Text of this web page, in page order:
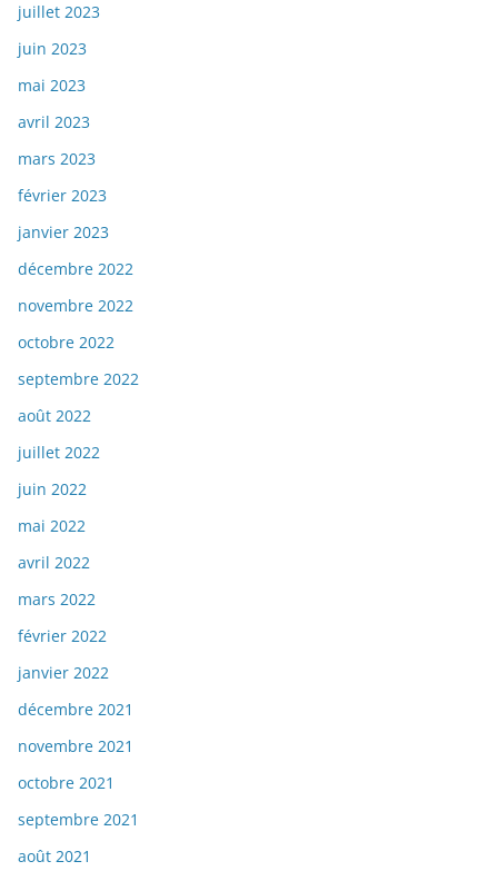
juillet 2023
juin 2023
mai 2023
avril 2023
mars 2023
février 2023
janvier 2023
décembre 2022
novembre 2022
octobre 2022
septembre 2022
août 2022
juillet 2022
juin 2022
mai 2022
avril 2022
mars 2022
février 2022
janvier 2022
décembre 2021
novembre 2021
octobre 2021
septembre 2021
août 2021